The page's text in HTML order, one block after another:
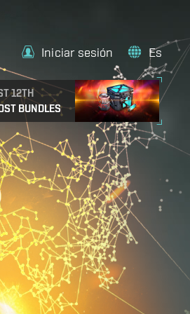
12TH
BUNDLES
Iniciar sesión Es